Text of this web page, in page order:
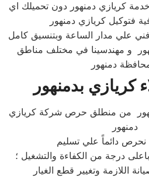
كريازي دمنهور دون تحميلك اي
فتوكيل كريازي دمنهور
علي مدار الساعة وبتنسيق كامل
و مهندسينا في مختلف مناطق
كريازي بدمنهور
من منطلق حرص شركة كريازي
دمنهور
دائماً علي تسليم
باعلى درجة من الكفاءة والتشغيل ؛
اللازمة وتغيير قطع الغيار